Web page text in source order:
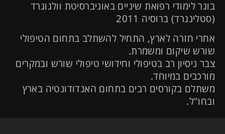
בוגר לימודי רפואת שיניים באוניברסיטת וולגוגרד
(סטלינגרד) ברוסיה 2011
אחרי חזרה לארץ, התחיל להשתלב בתחום הטיפולי
שורש שיקום ומשמרת.
צבר ניסיון רב בטיפולי וחידושי טיפולי שורש ובמקרים
מורכבים במיוחד.
משתלם בקורסים רבים בתחום האנדודונטיה בארץ
ובחו"ל.